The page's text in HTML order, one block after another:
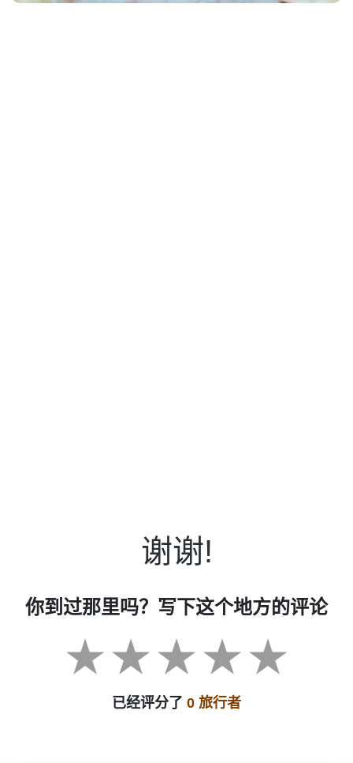
谢谢!
你到过那里吗？写下这个地方的评论
已经评分了 0 旅行者